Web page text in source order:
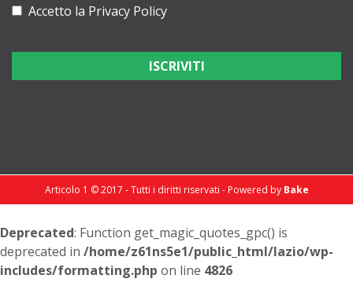
Accetto la Privacy Policy
Articolo 1 © 2017 - Tutti i diritti riservati - Powered by Bake
Deprecated: Function get_magic_quotes_gpc() is
deprecated in /home/z61ns5e1/public_html/lazio/wp-
includes/formatting.php on line 4826